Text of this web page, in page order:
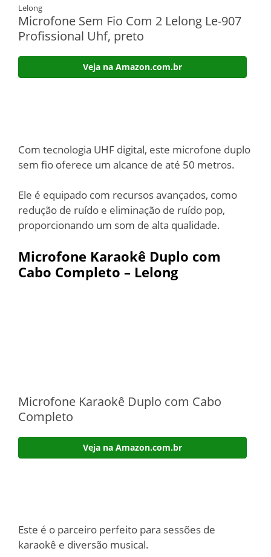
Lelong
Microfone Sem Fio Com 2 Lelong Le-907
Profissional Uhf, preto
Veja na Amazon.com.br
Com tecnologia UHF digital, este microfone duplo
sem fio oferece um alcance de até 50 metros.
Ele é equipado com recursos avançados, como
redução de ruído e eliminação de ruído pop,
proporcionando um som de alta qualidade.
Microfone Karaokê Duplo com
Cabo Completo – Lelong
Microfone Karaokê Duplo com Cabo
Completo
Veja na Amazon.com.br
Este é o parceiro perfeito para sessões de
karaokê e diversão musical.